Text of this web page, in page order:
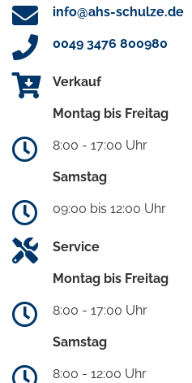
info@ahs-schulze.de
0049 3476 800980
Verkauf
Montag bis Freitag
8:00 - 17:00 Uhr
Samstag
09:00 bis 12:00 Uhr
Service
Montag bis Freitag
8:00 - 17:00 Uhr
Samstag
8:00 - 12:00 Uhr